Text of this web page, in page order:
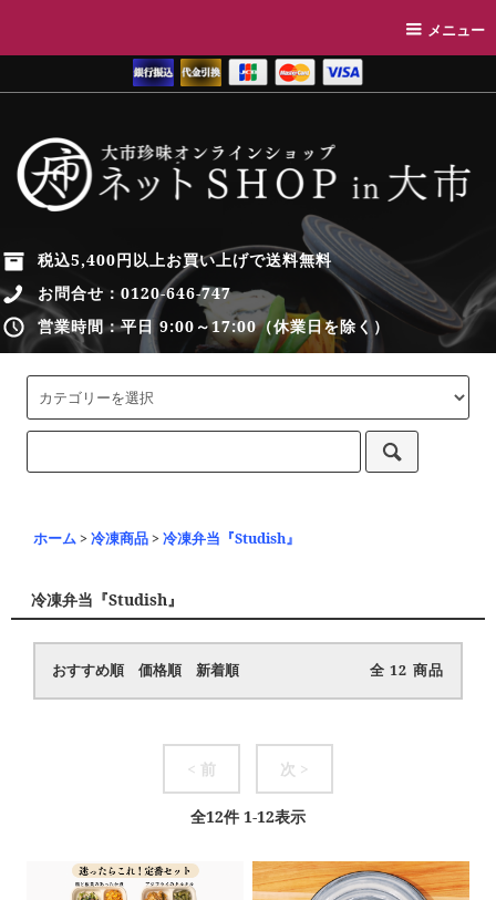
メニュー
税込5,400円以上お買い上げで送料無料
お問合せ： 0120-646-747
営業時間：平日 9:00～17:00（休業日を除く）
ホーム>冷凍商品>冷凍弁当『Studish』
冷凍弁当『Studish』
おすすめ順 価格順 新着順 全 12 商品
< 前 次 >
全12件 1-12表示